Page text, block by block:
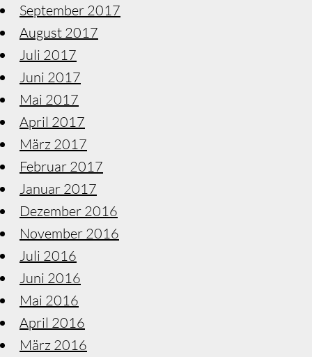
September 2017
August 2017
Juli 2017
Juni 2017
Mai 2017
April 2017
März 2017
Februar 2017
Januar 2017
Dezember 2016
November 2016
Juli 2016
Juni 2016
Mai 2016
April 2016
März 2016